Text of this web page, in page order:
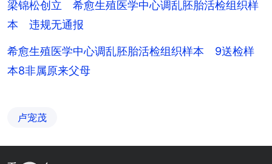
梁锦松创立 希愈生殖医学中心调乱胚胎活检组织样
本 违规无通报
希愈生殖医学中心调乱胚胎活检组织样本 9送检样
本8非属原来父母
卢宠茂